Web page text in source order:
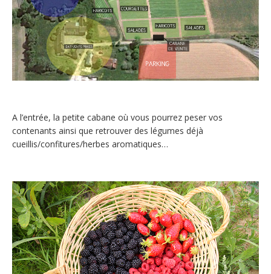
A l’entrée, la petite cabane où vous pourrez peser vos
contenants ainsi que retrouver des légumes déjà
cueillis/confitures/herbes aromatiques…